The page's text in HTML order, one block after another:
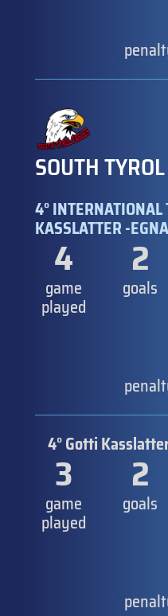
SOUTH
4°
KASSLATTER -EGNA
4
game
played
2
goals
4° Gotti
3
game
played
2
goals